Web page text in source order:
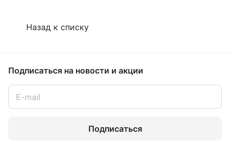
Назад к списку
Подписаться на новости и акции
Подписаться